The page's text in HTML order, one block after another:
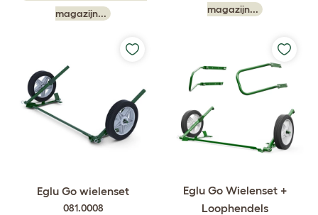
magazijn...
magazijn...
Eglu Go wielenset
081.0008
Eglu Go Wielenset +
Loophendels